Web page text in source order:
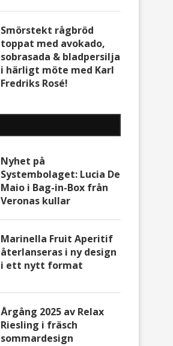
Smörstekt rågbröd
toppat med avokado,
sobrasada & bladpersilja
i härligt möte med Karl
Fredriks Rosé!
Nyhet på
Systembolaget: Lucia De
Maio i Bag-in-Box från
Veronas kullar
Marinella Fruit Aperitif
återlanseras i ny design
i ett nytt format
Årgång 2025 av Relax
Riesling i fräsch
sommardesign